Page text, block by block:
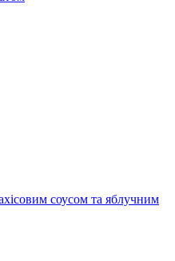
соусом та яблучним